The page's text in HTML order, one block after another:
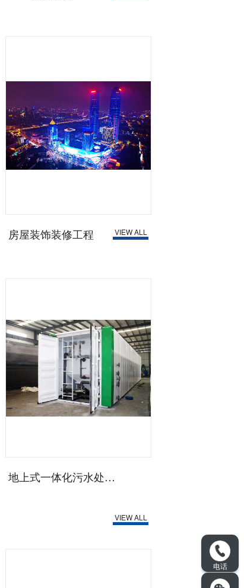
房屋装饰装修工程 VIEW ALL
地上式一体化污水处理设备
VIEW ALL